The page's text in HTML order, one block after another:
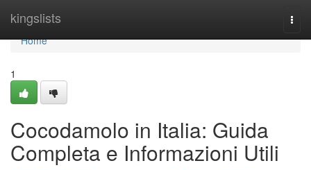
kingslists
Home
Home
1
Cocodamolo in Italia: Guida
Completa e Informazioni Utili